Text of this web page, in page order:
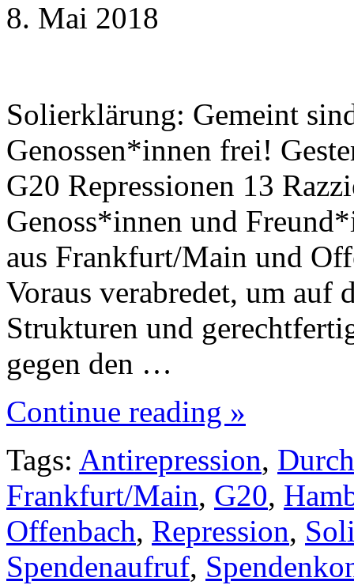
8. Mai 2018
Solierklärung: Gemeint
Genossen*innen frei!
G20 Repressionen 13
Genoss*innen und
aus Frankfurt/Main und
Voraus verabredet, um auf
Strukturen und
gegen den …
Continue reading »
Tags: Antirepression,
Frankfurt/Main, G20,
Offenbach, Repression,
Spendenaufruf,